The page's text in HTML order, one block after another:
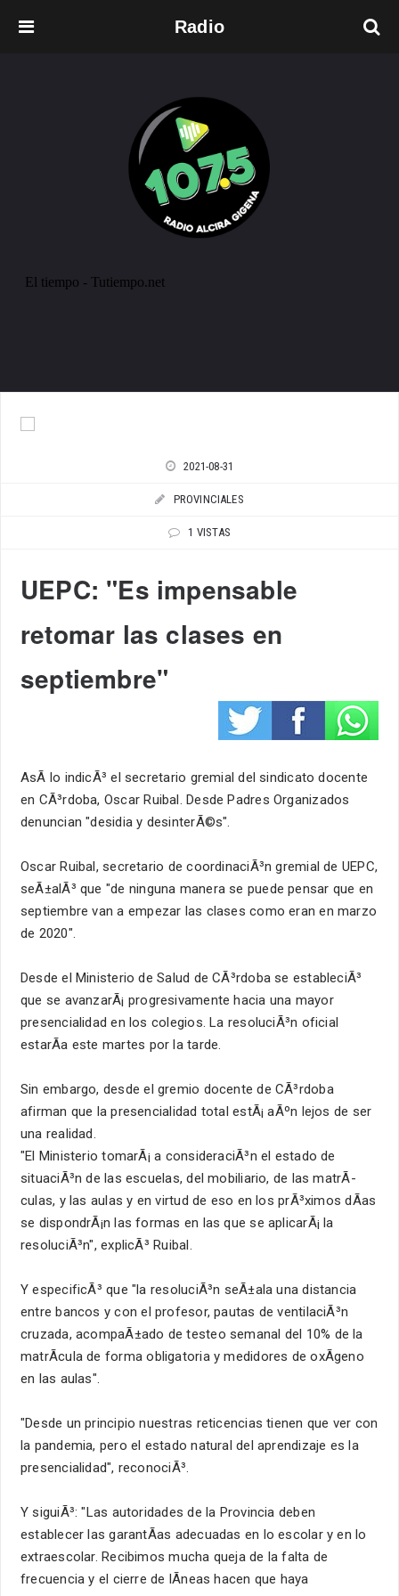
Radio
2021-08-31
PROVINCIALES
1 VISTAS
UEPC: "Es impensable
retomar las clases en
septiembre"
AsÃ­ lo indicÃ³ el secretario gremial del sindicato docente
en CÃ³rdoba, Oscar Ruibal. Desde Padres Organizados
denuncian "desidia y desinterÃ©s".
Oscar Ruibal, secretario de coordinaciÃ³n gremial de UEPC,
seÃ±alÃ³ que "de ninguna manera se puede pensar que en
septiembre van a empezar las clases como eran en marzo
de 2020".
Desde el Ministerio de Salud de CÃ³rdoba se estableciÃ³
que se avanzarÃ¡ progresivamente hacia una mayor
presencialidad en los colegios. La resoluciÃ³n oficial
estarÃ­a este martes por la tarde.
Sin embargo, desde el gremio docente de CÃ³rdoba
afirman que la presencialidad total estÃ¡ aÃºn lejos de ser
una realidad.
"El Ministerio tomarÃ¡ a consideraciÃ³n el estado de
situaciÃ³n de las escuelas, del mobiliario, de las matrÃ­
culas, y las aulas y en virtud de eso en los prÃ³ximos dÃ­as
se dispondrÃ¡n las formas en las que se aplicarÃ¡ la
resoluciÃ³n", explicÃ³ Ruibal.
Y especificÃ³ que "la resoluciÃ³n seÃ±ala una distancia
entre bancos y con el profesor, pautas de ventilaciÃ³n
cruzada, acompaÃ±ado de testeo semanal del 10% de la
matrÃ­cula de forma obligatoria y medidores de oxÃ­geno
en las aulas".
"Desde un principio nuestras reticencias tienen que ver con
la pandemia, pero el estado natural del aprendizaje es la
presencialidad", reconociÃ³.
Y siguiÃ³: "Las autoridades de la Provincia deben
establecer las garantÃ­as adecuadas en lo escolar y en lo
extraescolar. Recibimos mucha queja de la falta de
frecuencia y el cierre de lÃ­neas hacen que haya